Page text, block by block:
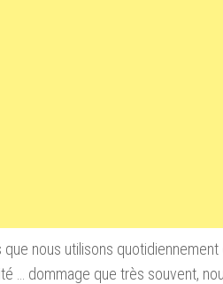
que nous utilisons
… dommage que très souvent,